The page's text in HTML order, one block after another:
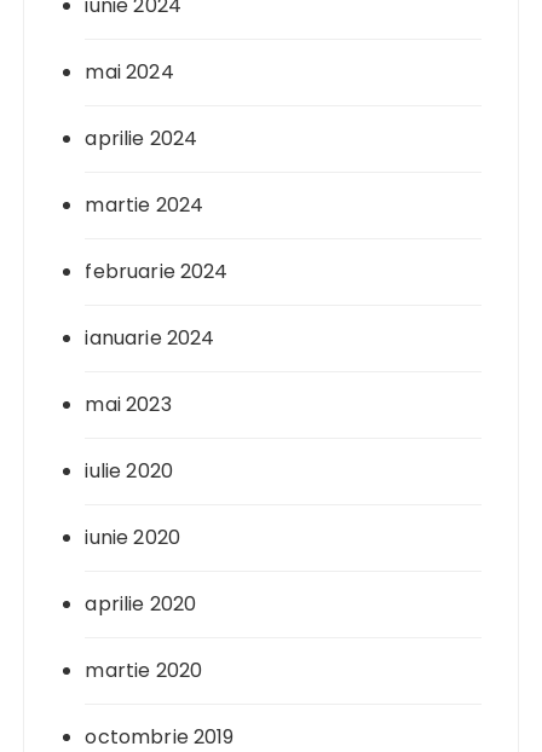
mai 2024
aprilie 2024
martie 2024
februarie 2024
ianuarie 2024
mai 2023
iulie 2020
iunie 2020
aprilie 2020
martie 2020
octombrie 2019